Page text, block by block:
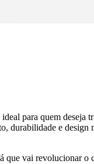
ideal para quem deseja
durabilidade e design
que vai revolucionar o